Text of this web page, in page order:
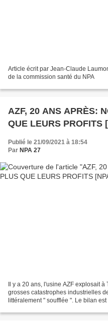
Article écrit par Jean-Claude
de la commission santé du NPA
AZF, 20 ANS APRÈS:
QUE LEURS PROFITS
Publié le 21/09/2021 à 18:54
Par NPA 27
Il y a 20 ans, l'usine AZF explosait
grosses catastrophes industrielles
littéralement " soufflée ". Le bilan est